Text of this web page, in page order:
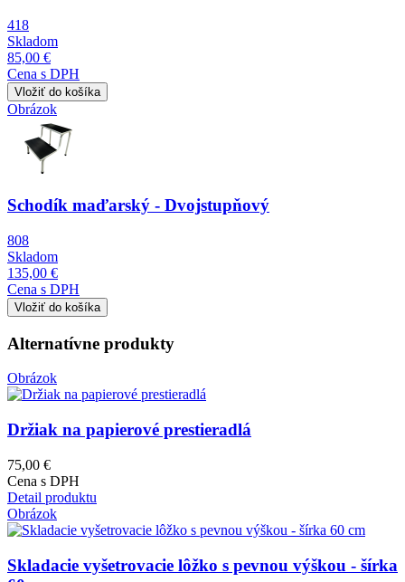
418
Skladom
85,00 €
Cena s DPH
Obrázok
Schodík maďarský - Dvojstupňový
808
Skladom
135,00 €
Cena s DPH
Alternatívne produkty
Obrázok
Držiak na papierové prestieradlá
75,00 €
Cena s DPH
Detail produktu
Obrázok
Skladacie vyšetrovacie lôžko s pevnou výškou - šírka